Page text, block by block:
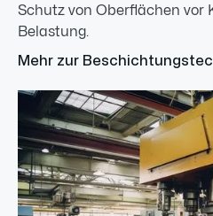
Schutz von Oberflächen vor
Belastung.
Mehr zur